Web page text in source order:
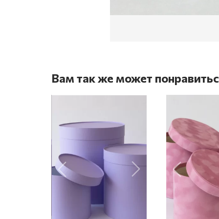
Вам так же может